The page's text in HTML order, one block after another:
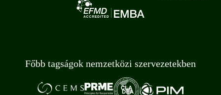
Főbb tagságok nemzetközi szervezetekben